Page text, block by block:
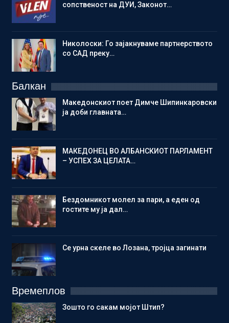
сопственост на ДУИ, Законот…
Николоски: Го зајакнуваме партнерството
со САД преку…
Балкан
Македонскиот поет Димче Шипинкаровски
ја доби главната…
МАКЕДОНЕЦ ВО АЛБАНСКИОТ ПАРЛАМЕНТ
– УСПЕХ ЗА ЦЕЛАТА…
Бездомникот молел за пари, а еден од
гостите му ја дал…
Се урна скеле во Лозана, тројца загинати
Времеплов
Зошто го сакам мојот Штип?